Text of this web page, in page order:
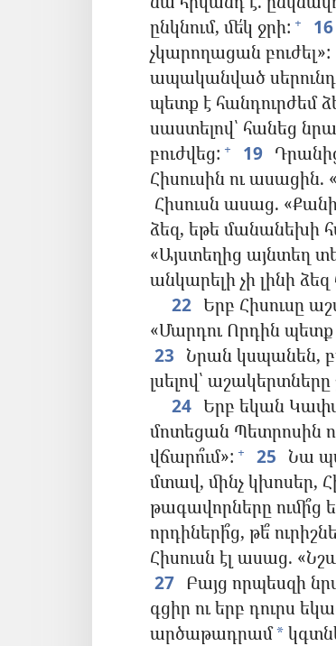
ընկնում, մե՛կ ջրի: + 16
չկարողացան բուժել»:
ապականված
պետք է հանդուրժեմ
սաստելով՝ հանեց
բուժվեց: + 19
Հիսուսին ու ասացին.
Հիսուսն ասաց.
ձեզ, եթե մանանեխի
«Այստեղից այնտեղ
անկարելի չի լինի
22 Երբ Հիսուսը
«Մարդու Որդին
23 Նրան կսպանեն,
լսելով՝
24 Երբ եկան
մոտեցան Պետրոսին
վճարո՞ւմ»: + 25 Նա
մտավ, մինչ կխոսեր,
թագավորները ումի՞ց
որդիների՞ց, թե՞
Հիսուսն էլ ասաց.
27 Բայց որպեսզի
գցիր ու երբ դուրս
արծաթադրամ*